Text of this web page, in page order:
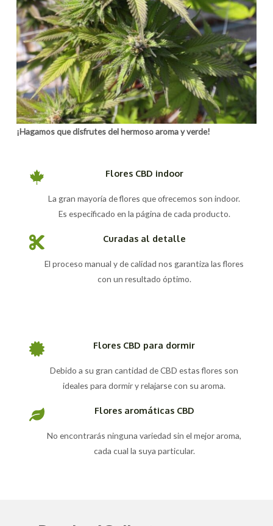
¡Hagamos que disfrutes del hermoso aroma y verde!
Flores CBD indoor
La gran mayoría de flores que ofrecemos son indoor.
Es especificado en la página de cada producto.
Curadas al detalle
El proceso manual y de calidad nos garantiza las flores
con un resultado óptimo.
Flores CBD para dormir
Debido a su gran cantidad de CBD estas flores son
ideales para dormir y relajarse con su aroma.
Flores aromáticas CBD
No encontrarás ninguna variedad sin el mejor aroma,
cada cual la suya particular.